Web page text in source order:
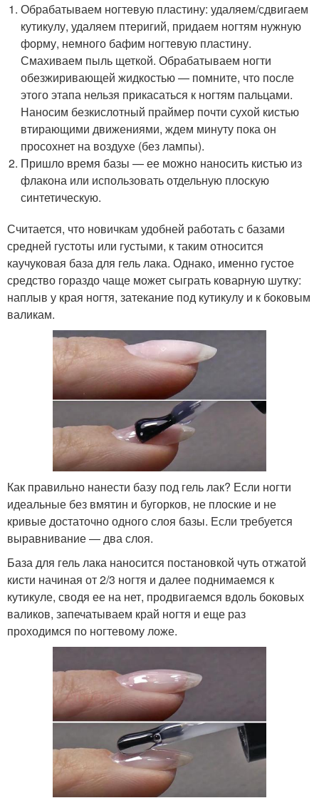
Обрабатываем ногтевую пластину: удаляем/сдвигаем
кутикулу, удаляем птеригий, придаем ногтям нужную
форму, немного бафим ногтевую пластину.
Смахиваем пыль щеткой. Обрабатываем ногти
обезжиривающей жидкостью — помните, что после
этого этапа нельзя прикасаться к ногтям пальцами.
Наносим безкислотный праймер почти сухой кистью
втирающими движениями, ждем минуту пока он
просохнет на воздухе (без лампы).
Пришло время базы — ее можно наносить кистью из
флакона или использовать отдельную плоскую
синтетическую.
Считается, что новичкам удобней работать с базами
средней густоты или густыми, к таким относится
каучуковая база для гель лака. Однако, именно густое
средство гораздо чаще может сыграть коварную шутку:
наплыв у края ногтя, затекание под кутикулу и к боковым
валикам.
Как правильно нанести базу под гель лак? Если ногти
идеальные без вмятин и бугорков, не плоские и не
кривые достаточно одного слоя базы. Если требуется
выравнивание — два слоя.
База для гель лака наносится постановкой чуть отжатой
кисти начиная от 2/3 ногтя и далее поднимаемся к
кутикуле, сводя ее на нет, продвигаемся вдоль боковых
валиков, запечатываем край ногтя и еще раз
проходимся по ногтевому ложе.